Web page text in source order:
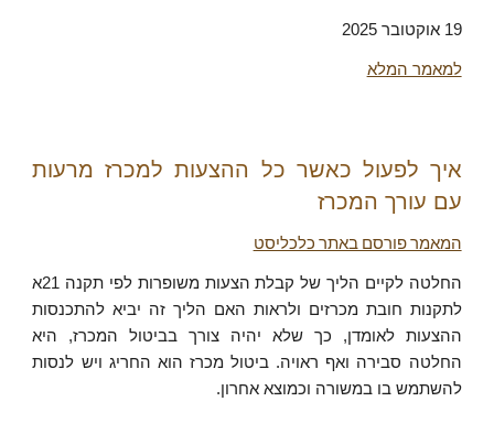
19 אוקטובר 2025
למאמר המלא
איך לפעול כאשר כל ההצעות למכרז מרעות
עם עורך המכרז
המאמר פורסם באתר כלכליסט
החלטה לקיים הליך של קבלת הצעות משופרות לפי תקנה 21א
לתקנות חובת מכרזים ולראות האם הליך זה יביא להתכנסות
ההצעות לאומדן, כך שלא יהיה צורך בביטול המכרז, היא
החלטה סבירה ואף ראויה. ביטול מכרז הוא החריג ויש לנסות
להשתמש בו במשורה וכמוצא אחרון.